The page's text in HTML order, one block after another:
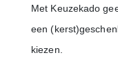
Met Keuzekado
een
kiezen.